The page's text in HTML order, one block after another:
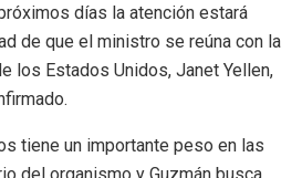
días la atención estará
de que el ministro se reúna con la
los Estados Unidos, Janet Yellen,
tiene un importante peso en las